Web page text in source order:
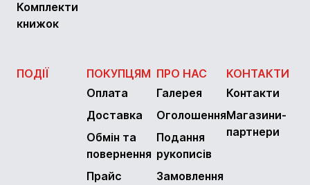
Комплекти
книжок
ПОДІЇ
ПОКУПЦЯМ
Оплата
Доставка
Обмін та
повернення
Прайс
ПРО НАС
Галерея
Оголошення
Подання
рукописів
Замовлення
КОНТАКТИ
Контакти
Магазини-
партнери